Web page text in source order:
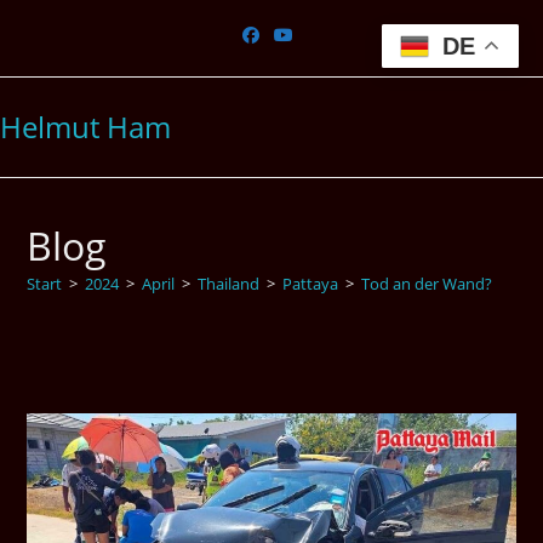
springen
Helmut Ham
Blog
Start > 2024 > April > Thailand > Pattaya > Tod an der Wand?
DE